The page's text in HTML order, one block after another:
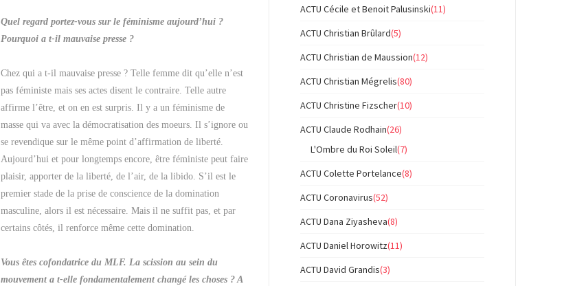
Quel regard portez-vous sur le féminisme aujourd’hui ?
Pourquoi a t-il mauvaise presse ?
Chez qui a t-il mauvaise presse ? Telle femme dit qu’elle n’est
pas féministe mais ses actes disent le contraire. Telle autre
affirme l’être, et on en est surpris. Il y a un féminisme de
masse qui va avec la démocratisation des moeurs. Il s’ignore ou
se revendique sur le même point d’affirmation de liberté.
Aujourd’hui et pour longtemps encore, être féministe peut faire
plaisir, apporter de la liberté, de l’air, de la libido. S’il est le
premier stade de la prise de conscience de la domination
masculine, alors il est nécessaire. Mais il ne suffit pas, et par
certains côtés, il renforce même cette domination.
Vous êtes cofondatrice du MLF. La scission au sein du
mouvement a t-elle fondamentalement changé les choses ? A
ACTU Cécile et Benoit Palusinski(11)
ACTU Christian Brûlard(5)
ACTU Christian de Maussion(12)
ACTU Christian Mégrelis(80)
ACTU Christine Fizscher(10)
ACTU Claude Rodhain(26)
L'Ombre du Roi Soleil(7)
ACTU Colette Portelance(8)
ACTU Coronavirus(52)
ACTU Dana Ziyasheva(8)
ACTU Daniel Horowitz(11)
ACTU David Grandis(3)